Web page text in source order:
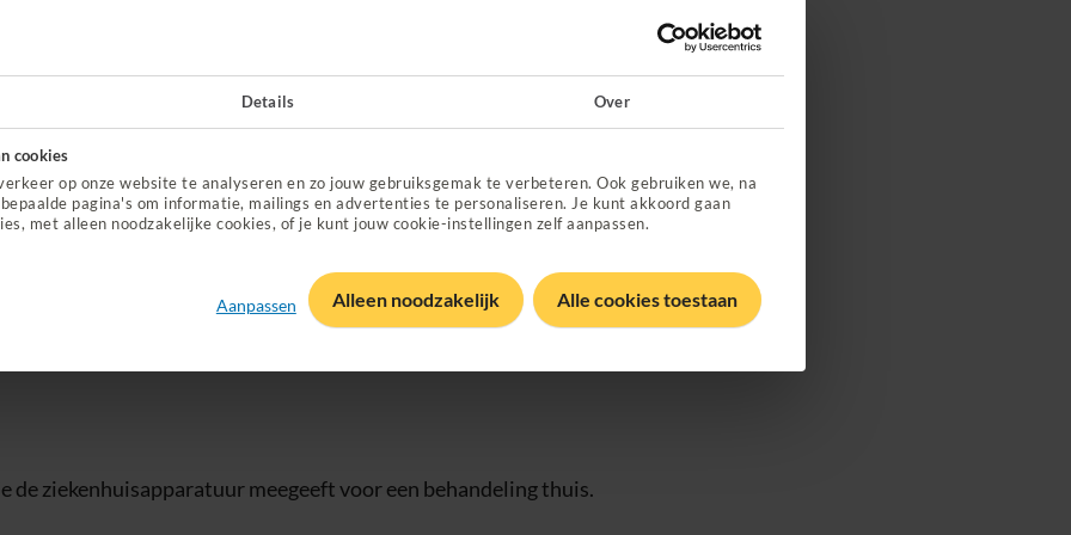
Details Over
cookies
op onze website te analyseren en zo jouw gebruiksgemak te verbeteren. Ook gebruiken we, na
pagina's om informatie, mailings en advertenties te personaliseren. Je kunt akkoord gaan
met alleen noodzakelijke cookies, of je kunt jouw cookie-instellingen zelf aanpassen.
Alleen noodzakelijk
Aanpassen Alle cookies toestaan
psoriasis of vitiligo.
in het ziekenhuis. Of
thuis.
staat waarom je lichttherapie nodig hebt.
voor lichttherapie bij huidproblemen.
bij ernstige huidklachten?
dermatoloog. Vind een dermatoloog met een contract voor lichttherapie.
lichttherapie?
de ziekenhuisapparatuur meegeeft voor een behandeling thuis.